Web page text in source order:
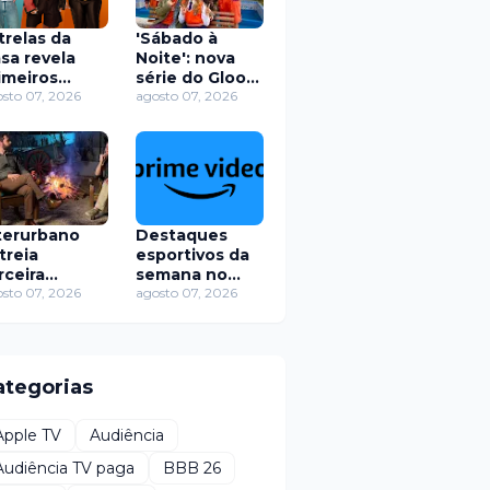
da
revela
da
disputa
Pop e
07, 2026
'Sábado à
Noite': nova
série do Gloob
e Globoplay
gravações no
Rio de Janeiro
agosto 07, 2026
07, 2026
Destaques
esportivos da
semana no
Prime Video de
agosto 07, 2026
TV
Audiência
TV paga
BBB 26